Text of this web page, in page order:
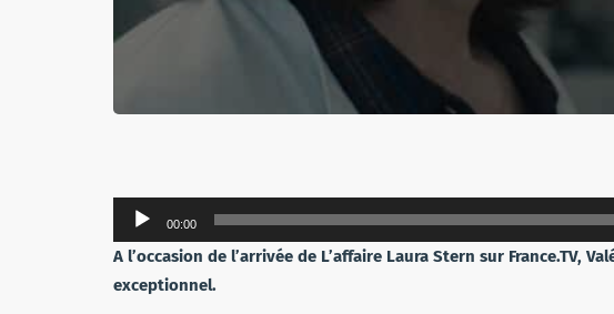
Lecteur
audio
00:00
A l’occasion de l’arrivée de L’affaire Laura Stern sur France.TV,
exceptionnel.